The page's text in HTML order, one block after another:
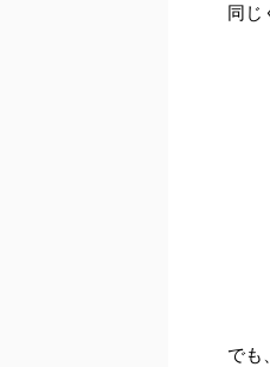
同じ
でも